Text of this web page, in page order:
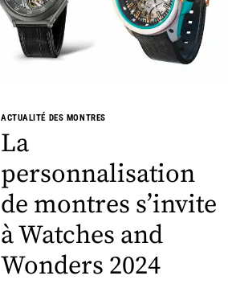
ACTUALITÉ DES MONTRES
La
personnalisation
de montres s’invite
à Watches and
Wonders 2024